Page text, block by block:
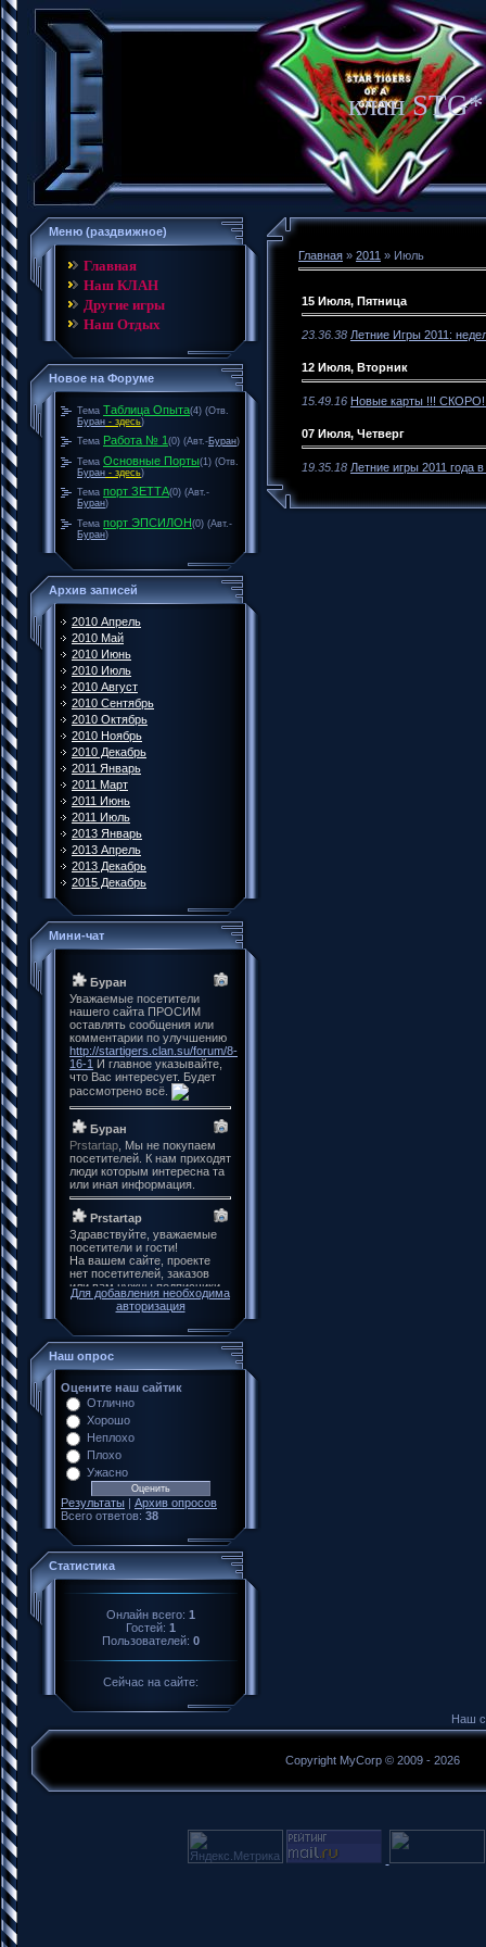
клан
Меню (раздвижное)
Главная
Наш КЛАН
Другие игры
Наш Отдых
Новое на Форуме
Тема Таблица Опыта(4) (Отв.
Буран - здесь)
Тема Работа № 1 (0) (Авт.-Буран)
Тема Основные Порты(1) (Отв.
Буран - здесь)
Тема порт ЗЕТТА(0) (Авт.-
Буран)
Тема порт ЭПСИЛОН(0) (Авт.-
Буран)
Архив записей
2010 Апрель
2010 Май
2010 Июнь
2010 Июль
2010 Август
2010 Сентябрь
2010 Октябрь
2010 Ноябрь
2010 Декабрь
2011 Январь
2011 Март
2011 Июнь
2011 Июль
2013 Январь
2013 Апрель
2013 Декабрь
2015 Декабрь
Мини-чат
Для добавления необходима
авторизация
Наш опрос
Оцените наш сайтик
Отлично
Хорошо
Неплохо
Плохо
Ужасно
Результаты | Архив опросов
Всего ответов: 38
Статистика
Онлайн всего: 1
Гостей: 1
Пользователей: 0
Сейчас на сайте:
Главная » 2011 » Июль
15 Июля, Пятница
23.36.38 Летние Игры 2011:
12 Июля, Вторник
15.49.16 Новые карты !!!
07 Июля, Четверг
19.35.18 Летние игры 2011 года
Наш
Copyright MyCorp © 2009 - 2026